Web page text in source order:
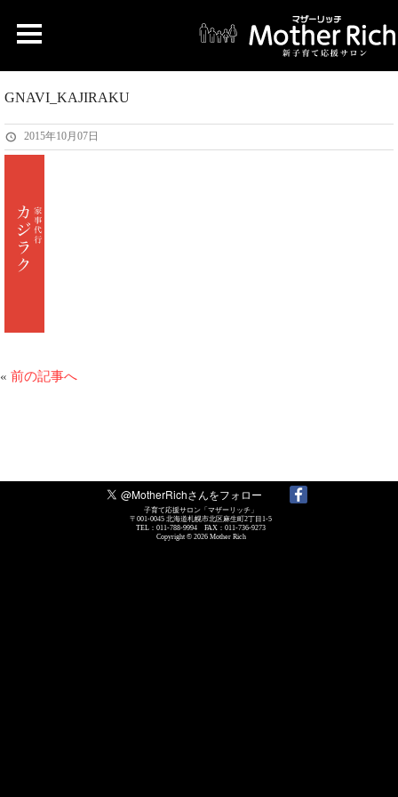
GNAVI_KAJIRAKU
2015年10月07日
« 前の記事へ
子育て応援サロン「マザーリッチ」
〒001-0045 北海道札幌市北区麻生町2丁目1-5
TEL：011-788-9994 FAX：011-736-9273
Copyright © 2026 Mother Rich